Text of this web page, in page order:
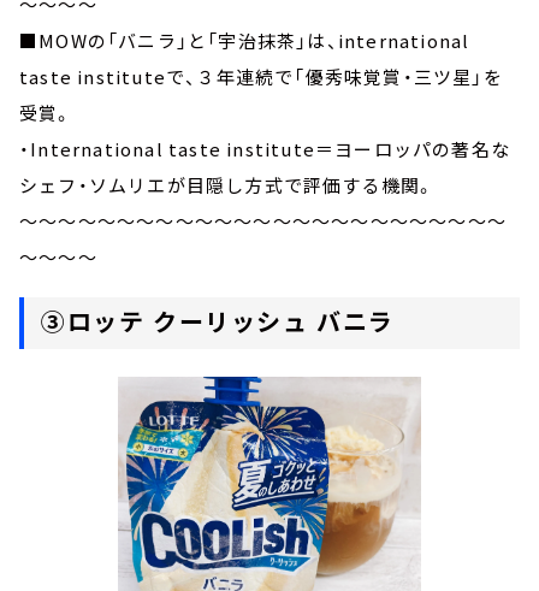
■MOWの「バニラ」と「宇治抹茶」は、international
taste instituteで、３年連続で「優秀味覚賞・三ツ星」を
受賞。
・International taste institute＝ヨーロッパの著名な
シェフ・ソムリエが目隠し方式で評価する機関。
～～～～～～～～～～～～～～～～～～～～～～～～～
～～～～
③ロッテ クーリッシュ バニラ